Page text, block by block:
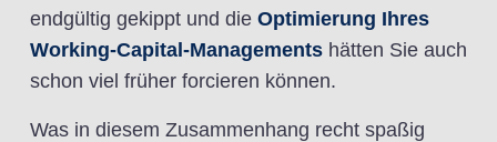
endgültig gekippt und die Optimierung Ihres
Working-Capital-Managements hätten Sie auch
schon viel früher forcieren können.
Was in diesem Zusammenhang recht spaßig